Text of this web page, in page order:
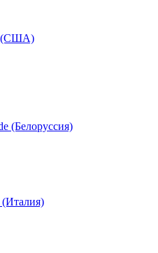
(США)
(Белоруссия)
(Италия)